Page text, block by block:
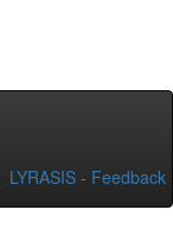
LYRASIS - Feedback